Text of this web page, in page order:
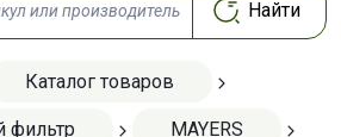
Каталог товаров
фильтр MAYERS